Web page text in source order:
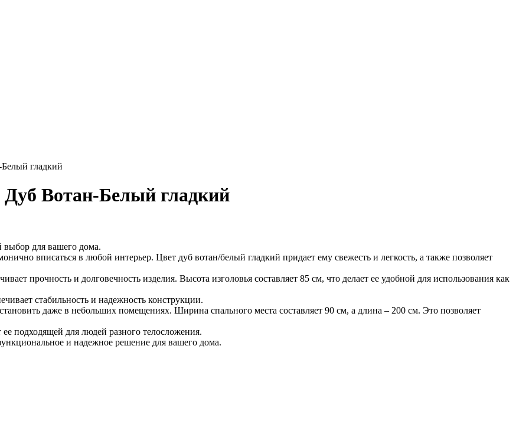
гладкий
Дуб Вотан-Белый гладкий
для вашего дома.
вписаться в любой интерьер. Цвет дуб вотан/белый гладкий придает ему свежесть и легкость, а также позволяет
прочность и долговечность изделия. Высота изголовья составляет 85 см, что делает ее удобной для использования как
стабильность и надежность конструкции.
даже в небольших помещениях. Ширина спального места составляет 90 см, а длина – 200 см. Это позволяет
ее подходящей для людей разного телосложения.
и надежное решение для вашего дома.